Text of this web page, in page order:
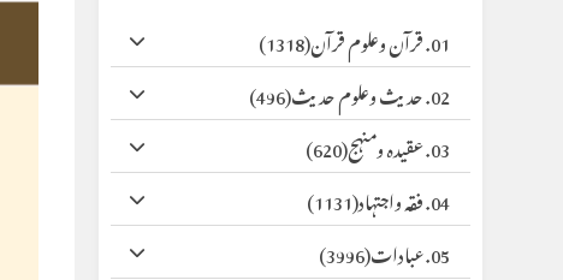
01. قرآن وعلوم قرآن
(1318)
02. حدیث وعلوم حدیث
(496)
03. عقیدہ ومنہج
(620)
04. فقہ واجتہاد
(1131)
05. عبادات
(3996)